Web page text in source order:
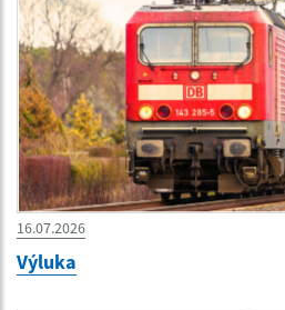
16.07.2026
Výluka